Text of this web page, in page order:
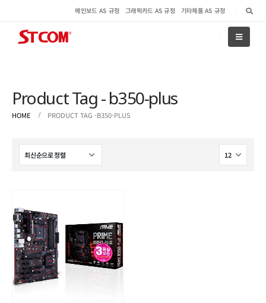
메인보드 AS 규정 그래픽카드 AS 규정 기타제품 AS 규정
Product Tag - b350-plus
HOME PRODUCT TAG -B350-PLUS